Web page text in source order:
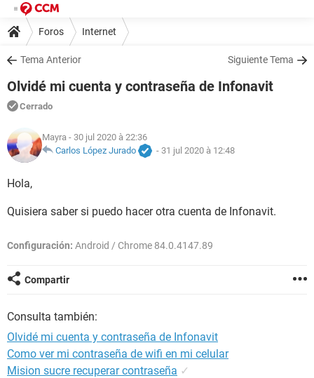
Foros Internet
Tema Anterior Siguiente Tema
Olvidé mi cuenta y contraseña de Infonavit
Cerrado
Mayra - 30 jul 2020 à 22:36
Carlos López Jurado
- 31 jul 2020 à 12:48
Hola,
Quisiera saber si puedo hacer otra cuenta de Infonavit.
Configuración: Android / Chrome 84.0.4147.89
Compartir
Consulta también:
Olvidé mi cuenta y contraseña de Infonavit
Como ver mi contraseña de wifi en mi celular
Mision sucre recuperar contraseña ✓